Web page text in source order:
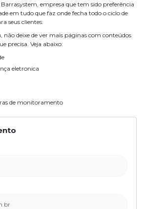
empresa que tem sido preferência
em tudo que faz onde fecha todo o ciclo de
seus clientes.
não deixe de ver mais páginas com conteúdos
precisa. Veja abaixo:
eletronica
de monitoramento